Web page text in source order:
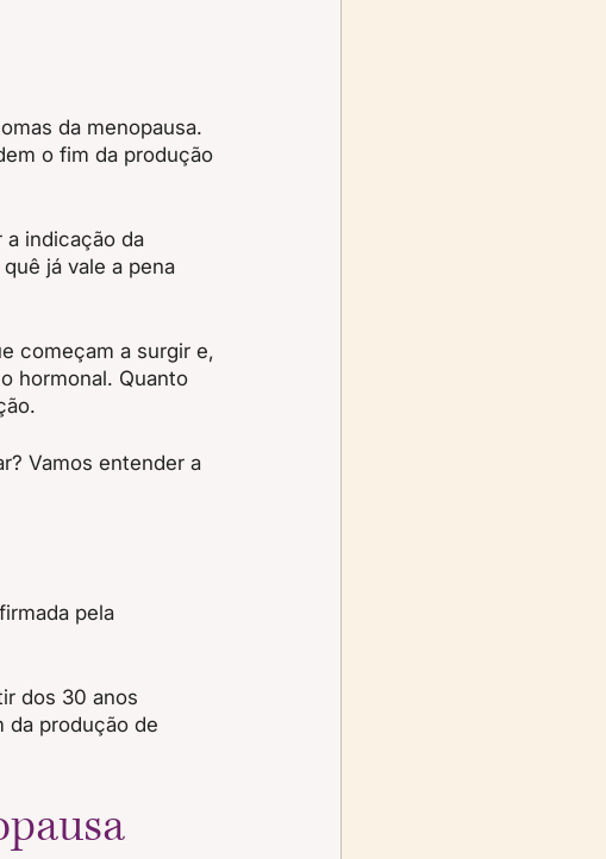
da menopausa.
o fim da produção
indicação da
já vale a pena
começam a surgir e,
hormonal. Quanto
Vamos entender a
pela
dos 30 anos
da produção de